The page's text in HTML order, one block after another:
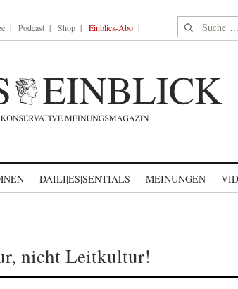
Podcast Shop Einblick-Abo Suche nach:
DAILI|ES|SENTIALS MEINUNGEN
nicht Leitkultur!